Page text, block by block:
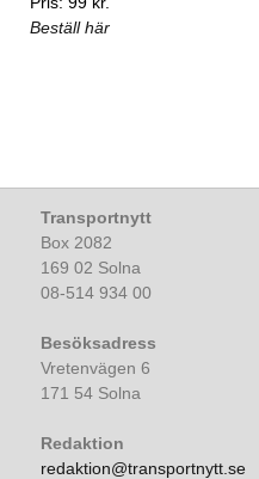
Beställ här
Transportnytt
Box 2082
169 02 Solna
08-514 934 00
Besöksadress
Vretenvägen 6
171 54 Solna
Redaktion
redaktion@transportnytt.se